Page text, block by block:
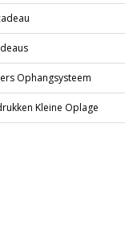
Ophangsysteem
Kleine Oplage